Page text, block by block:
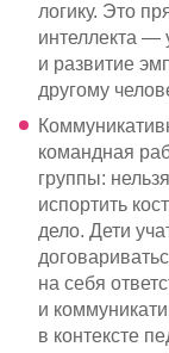
логику. Это
интеллекта —
и развитие
другому
командная
группы:
испортить
дело. Дети
на себя
и
в контексте